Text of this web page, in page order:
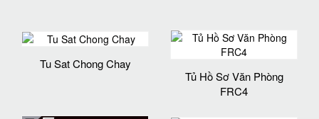
Tu Sat Chong Chay
Tủ Hồ Sơ Văn Phòng
FRC4